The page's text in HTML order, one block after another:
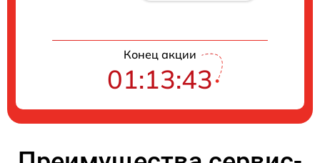
Конец акции
01:13:41